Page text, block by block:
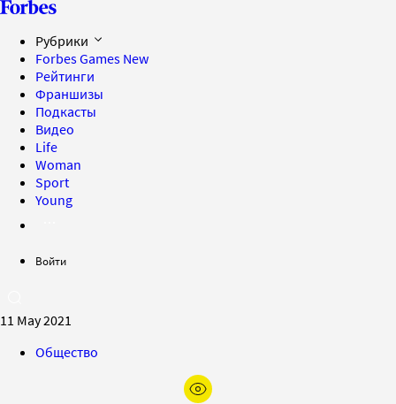
Рубрики
Forbes Games New
Рейтинги
Франшизы
Подкасты
Видео
Life
Woman
Sport
Young
Войти
11 May 2021
Общество